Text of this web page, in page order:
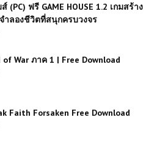
(PC) ฟรี GAME HOUSE 1.2 เกมสร้าง
ำลองชีวิตที่สนุกครบวงจร
of War ภาค 1 | Free Download
Faith Forsaken Free Download